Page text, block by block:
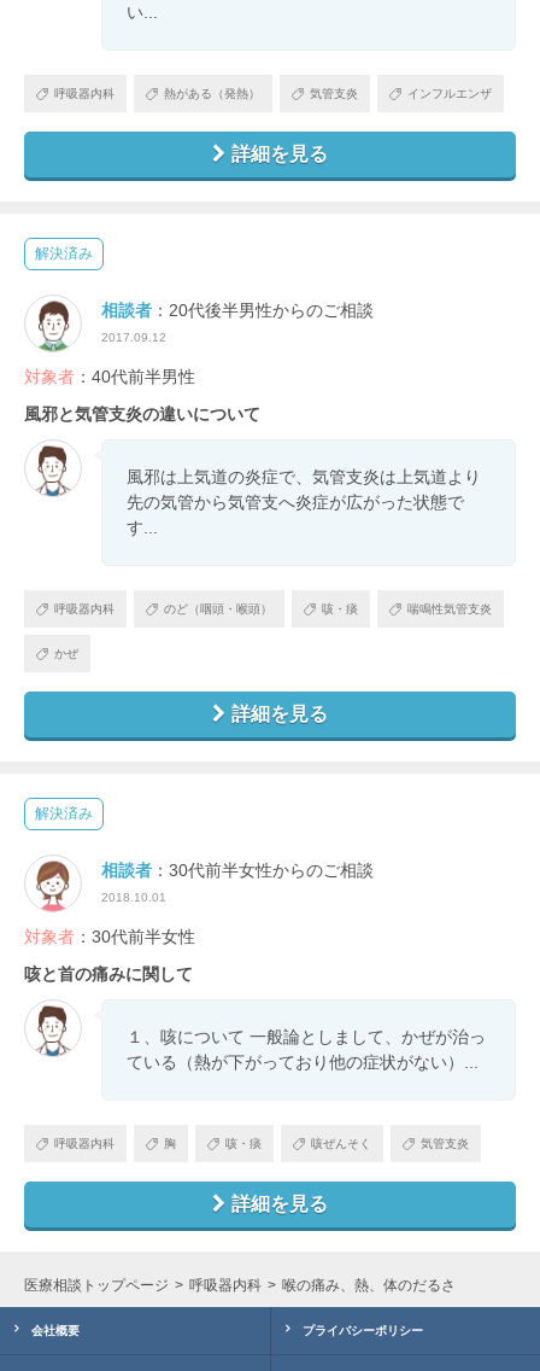
い...
呼吸器内科 熱がある（発熱） 気管支炎 インフルエンザ
詳細を見る
解決済み
相談者 ：20代後半男性からのご相談
2017.09.12
対象者 ：40代前半男性
風邪と気管支炎の違いについて
風邪は上気道の炎症で、気管支炎は上気道より
先の気管から気管支へ炎症が広がった状態で
す...
呼吸器内科 のど（咽頭・喉頭） 咳・痰 喘鳴性気管支炎
かぜ
詳細を見る
解決済み
相談者 ：30代前半女性からのご相談
2018.10.01
対象者 ：30代前半女性
咳と首の痛みに関して
１、咳について 一般論としまして、かぜが治っ
ている（熱が下がっており他の症状がない）...
呼吸器内科 胸 咳・痰 咳ぜんそく 気管支炎
詳細を見る
医療相談トップページ 呼吸器内科 喉の痛み、熱、体のだるさ
会社概要 プライバシーポリシー